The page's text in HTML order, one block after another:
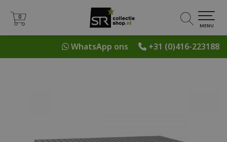
+31 (0)416-223188
WhatsApp ons
0
0
MENU